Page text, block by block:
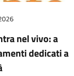
nel vivo: a
dedicati a